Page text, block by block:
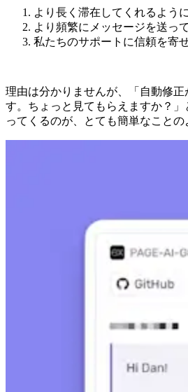
より長く滞在してくれるよう
より頻繁にメッセージを送っ
私たちのサポートに信頼を寄
理由は分かりませんが、「自動修
す。ちょっと見てもらえますか？
ってくるのが、とても簡単なことの